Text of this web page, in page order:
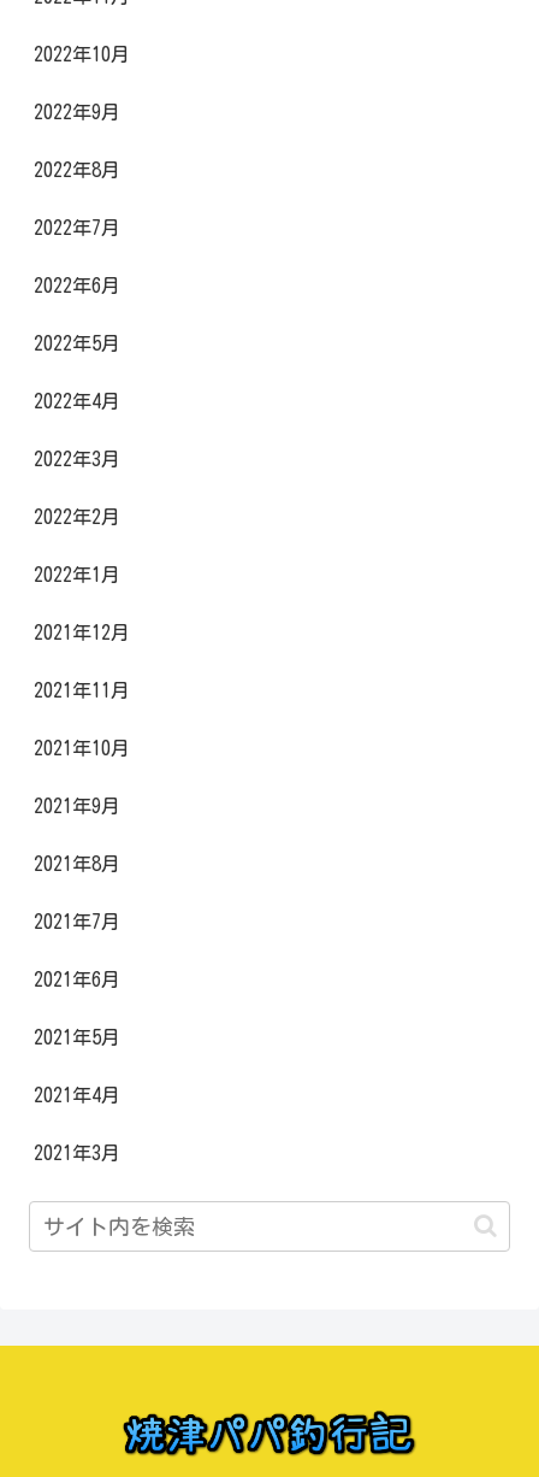
2022年10月
2022年9月
2022年8月
2022年7月
2022年6月
2022年5月
2022年4月
2022年3月
2022年2月
2022年1月
2021年12月
2021年11月
2021年10月
2021年9月
2021年8月
2021年7月
2021年6月
2021年5月
2021年4月
2021年3月